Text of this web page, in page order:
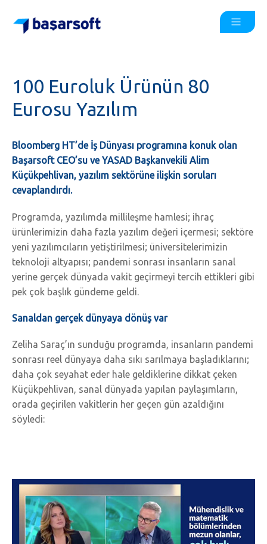
100 Euroluk Ürünün 80
Eurosu Yazılım
Bloomberg HT’de İş Dünyası programına konuk olan
Başarsoft CEO’su ve YASAD Başkanvekili Alim
Küçükpehlivan, yazılım sektörüne ilişkin soruları
cevaplandırdı.
Programda, yazılımda millileşme hamlesi; ihraç
ürünlerimizin daha fazla yazılım değeri içermesi; sektöre
yeni yazılımcıların yetiştirilmesi; üniversitelerimizin
teknoloji altyapısı; pandemi sonrası insanların sanal
yerine gerçek dünyada vakit geçirmeyi tercih ettikleri gibi
pek çok başlık gündeme geldi.
Sanaldan gerçek dünyaya dönüş var
Zeliha Saraç’ın sunduğu programda, insanların pandemi
sonrası reel dünyaya daha sıkı sarılmaya başladıklarını;
daha çok seyahat eder hale geldiklerine dikkat çeken
Küçükpehlivan, sanal dünyada yapılan paylaşımların,
orada geçirilen vakitlerin her geçen gün azaldığını
söyledi: